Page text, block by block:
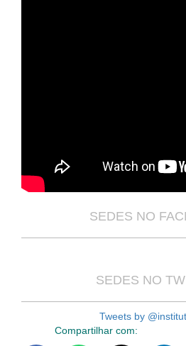
SEDES NO
SEDES NO
Tweets by
Compartilhar com: